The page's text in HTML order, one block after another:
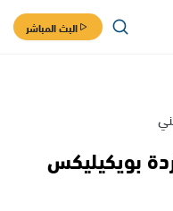
البث المباشر
بويكيليكس